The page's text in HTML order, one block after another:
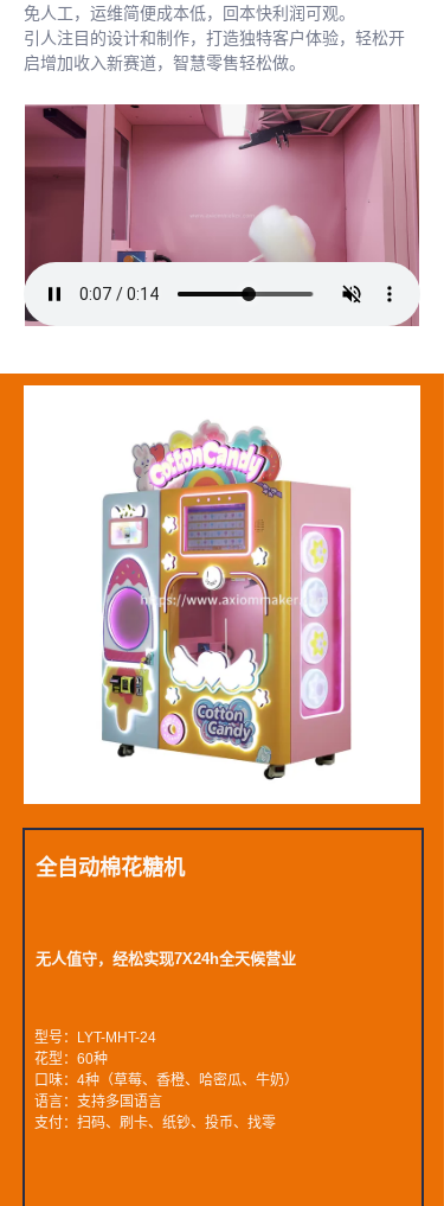
免人工，运维简便成本低，回本快利润可观。
引人注目的设计和制作，打造独特客户体验，轻松开
启增加收入新赛道，智慧零售轻松做。
全自动棉花糖机
无人值守，经松实现7X24h全天候营业
型号：LYT-MHT-24
花型：60种
口味：4种（草莓、香橙、哈密瓜、牛奶）
语言：支持多国语言
支付：扫码、刷卡、纸钞、投币、找零